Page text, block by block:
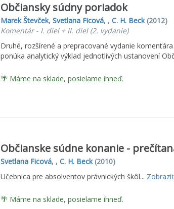
Občiansky súdny poriadok
Marek Števček, Svetlana Ficová, , C. H. Beck(2012)
Komentár - I. diel + II. diel (2. vydanie)
Druhé, rozšírené a prepracované vydanie
ponúka analytický výklad jednotlivých ustanovení
🌴 Máme na sklade, posielame ihneď.
Občianske súdne konanie -
Svetlana Ficová, , C. H. Beck(2010)
Učebnica pre absolventov právnických škôl...
🌴 Máme na sklade, posielame ihneď.